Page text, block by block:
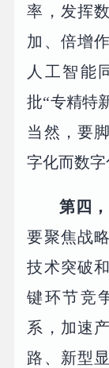
率，发挥
加、倍增
人工智能
批“专精特
当然，要
字化而数字
第四
要聚焦战
技术突破
键环节竞
系，加速
路、新型